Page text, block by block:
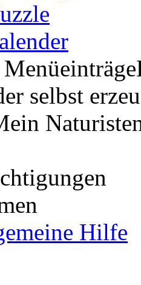
selbst
Hilfe